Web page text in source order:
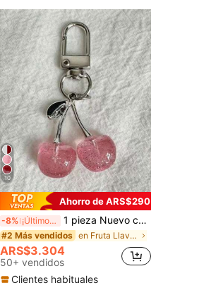
10
Ahorro de ARS$290
-8% ¡Últimos 3 días 1 pieza Nuevo colgante de llavero con forma de cereza falsa brillante para mujer, accesorio de moda delicado con forma de fruta 3D para bolso/teléfono, regalo para madre, padre, graduación y maestro
#2 Más vendidos en Fruta Llaveros y Accesorios
ARS$3.304
50+ vendidos
Clientes habituales